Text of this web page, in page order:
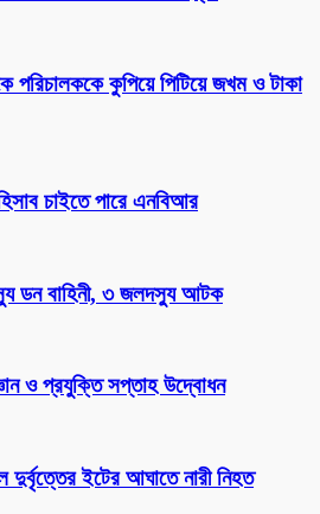
পরিচালককে কুপিয়ে পিটিয়ে জখম ও টাকা
চাইতে পারে এনবিআর
ডন বাহিনী, ৩ জলদস্যু আটক
ও প্রযুক্তি সপ্তাহ উদ্বোধন
দুর্বৃত্তের ইটের আঘাতে নারী নিহত